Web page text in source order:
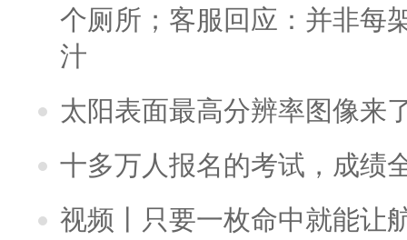
个厕所；客服回应：并非每
汁
太阳表面最高分辨率图像来
十多万人报名的考试，成绩
视频丨只要一枚命中就能让